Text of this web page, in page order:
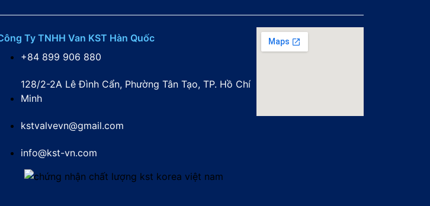
Ty TNHH Van KST Hàn Quốc
+84 899 906 880
128/2-2A Lê Đình Cẩn, Phường Tân Tạo, TP. Hồ Chí
Minh
kstvalvevn@gmail.com
info@kst-vn.com